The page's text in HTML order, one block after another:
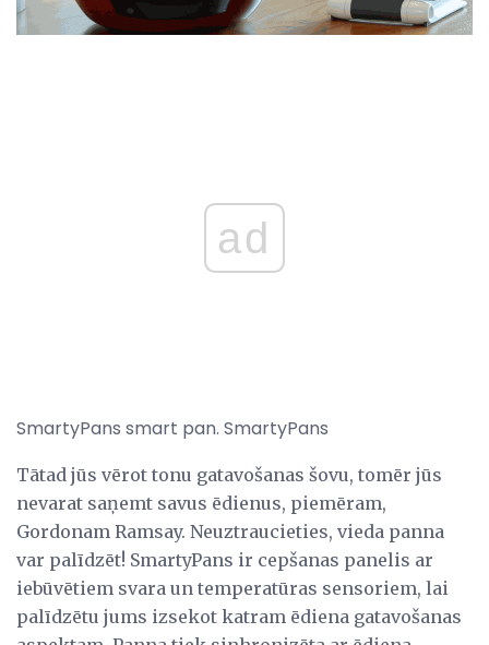
ad
SmartyPans smart pan. SmartyPans
Tātad jūs vērot tonu gatavošanas šovu, tomēr jūs
nevarat saņemt savus ēdienus, piemēram,
Gordonam Ramsay. Neuztraucieties, vieda panna
var palīdzēt! SmartyPans ir cepšanas panelis ar
iebūvētiem svara un temperatūras sensoriem, lai
palīdzētu jums izsekot katram ēdiena gatavošanas